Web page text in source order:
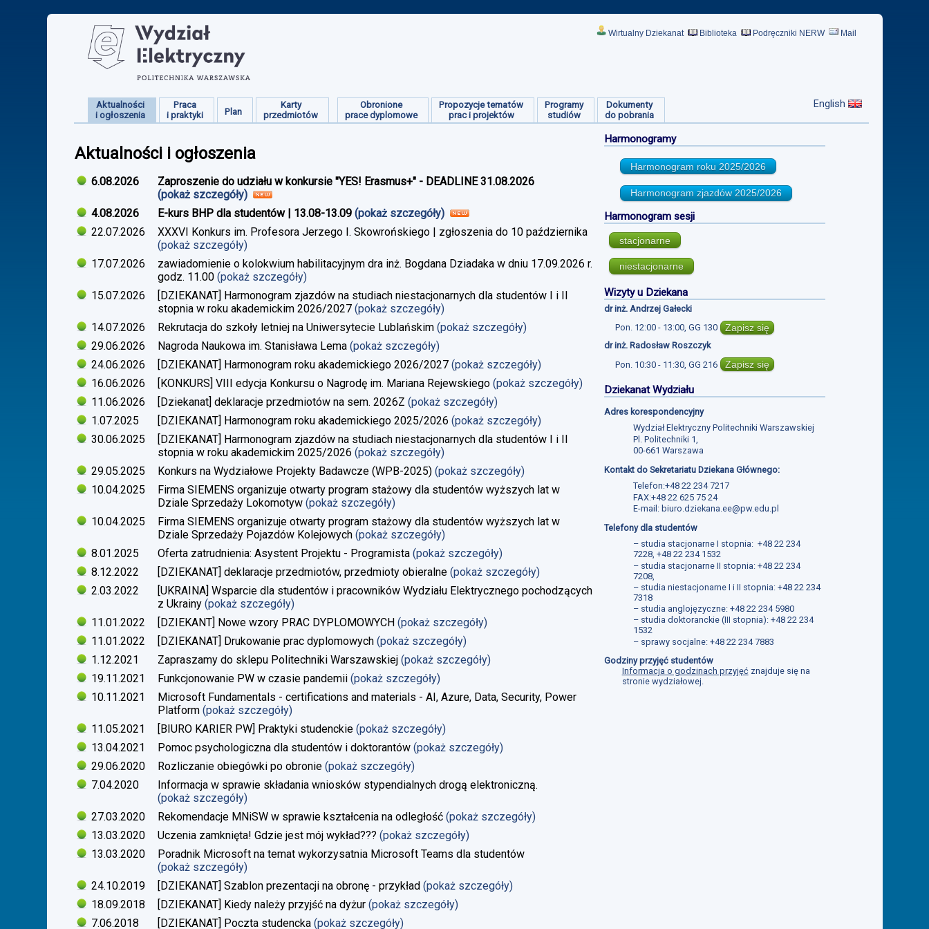
Wirtualny Dziekanat Biblioteka Podręczniki NERW Mail
Aktualności
i ogłoszenia
Praca
i praktyki
Plan
Karty
przedmiotów
Obronione
prace dyplomowe
Propozycje tematów
prac i projektów
Programy
studiów
Dokumenty
do pobrania
English
Aktualności i ogłoszenia
6.08.2026
Zaproszenie do udziału w konkursie "YES! Erasmus+" - DEADLINE 31.08.2026
(pokaż szczegóły)
4.08.2026
E-kurs BHP dla studentów | 13.08-13.09 (pokaż szczegóły)
22.07.2026
XXXVI Konkurs im. Profesora Jerzego I. Skowrońskiego | zgłoszenia do 10 października
(pokaż szczegóły)
17.07.2026
zawiadomienie o kolokwium habilitacyjnym dra inż. Bogdana Dziadaka w dniu 17.09.2026 r.
godz. 11.00 (pokaż szczegóły)
15.07.2026
[DZIEKANAT] Harmonogram zjazdów na studiach niestacjonarnych dla studentów I i II
stopnia w roku akademickim 2026/2027 (pokaż szczegóły)
14.07.2026
Rekrutacja do szkoły letniej na Uniwersytecie Lublańskim (pokaż szczegóły)
29.06.2026
Nagroda Naukowa im. Stanisława Lema (pokaż szczegóły)
24.06.2026
[DZIEKANAT] Harmonogram roku akademickiego 2026/2027 (pokaż szczegóły)
16.06.2026
[KONKURS] VIII edycja Konkursu o Nagrodę im. Mariana Rejewskiego (pokaż szczegóły)
11.06.2026
[Dziekanat] deklaracje przedmiotów na sem. 2026Z (pokaż szczegóły)
1.07.2025
[DZIEKANAT] Harmonogram roku akademickiego 2025/2026 (pokaż szczegóły)
30.06.2025
[DZIEKANAT] Harmonogram zjazdów na studiach niestacjonarnych dla studentów I i II
stopnia w roku akademickim 2025/2026 (pokaż szczegóły)
29.05.2025
Konkurs na Wydziałowe Projekty Badawcze (WPB-2025) (pokaż szczegóły)
10.04.2025
Firma SIEMENS organizuje otwarty program stażowy dla studentów wyższych lat w
Dziale Sprzedaży Lokomotyw (pokaż szczegóły)
10.04.2025
Firma SIEMENS organizuje otwarty program stażowy dla studentów wyższych lat w
Dziale Sprzedaży Pojazdów Kolejowych (pokaż szczegóły)
8.01.2025
Oferta zatrudnienia: Asystent Projektu - Programista (pokaż szczegóły)
8.12.2022
[DZIEKANAT] deklaracje przedmiotów, przedmioty obieralne (pokaż szczegóły)
2.03.2022
[UKRAINA] Wsparcie dla studentów i pracowników Wydziału Elektrycznego pochodzących
z Ukrainy (pokaż szczegóły)
11.01.2022
[DZIEKANT] Nowe wzory PRAC DYPLOMOWYCH (pokaż szczegóły)
11.01.2022
[DZIEKANAT] Drukowanie prac dyplomowych (pokaż szczegóły)
1.12.2021
Zapraszamy do sklepu Politechniki Warszawskiej (pokaż szczegóły)
19.11.2021
Funkcjonowanie PW w czasie pandemii (pokaż szczegóły)
10.11.2021
Microsoft Fundamentals - certifications and materials - AI, Azure, Data, Security, Power
Platform (pokaż szczegóły)
11.05.2021
[BIURO KARIER PW] Praktyki studenckie (pokaż szczegóły)
13.04.2021
Pomoc psychologiczna dla studentów i doktorantów (pokaż szczegóły)
29.06.2020
Rozliczanie obiegówki po obronie (pokaż szczegóły)
7.04.2020
Informacja w sprawie składania wniosków stypendialnych drogą elektroniczną.
(pokaż szczegóły)
27.03.2020
Rekomendacje MNiSW w sprawie kształcenia na odległość (pokaż szczegóły)
13.03.2020
Uczenia zamknięta! Gdzie jest mój wykład??? (pokaż szczegóły)
13.03.2020
Poradnik Microsoft na temat wykorzysatnia Microsoft Teams dla studentów
(pokaż szczegóły)
24.10.2019
[DZIEKANAT] Szablon prezentacji na obronę - przykład (pokaż szczegóły)
18.09.2018
[DZIEKANAT] Kiedy należy przyjść na dyżur (pokaż szczegóły)
7.06.2018
[DZIEKANAT] Poczta studencka (pokaż szczegóły)
Harmonogramy
Harmonogram roku2025/2026
Harmonogram zjazdów2025/2026
Harmonogram sesji
stacjonarne
niestacjonarne
Wizyty u Dziekana
dr inż. Andrzej Gałecki
Pon. 12:00 - 13:00, GG 130 Zapisz się
dr inż. Radosław Roszczyk
Pon. 10:30 - 11:30 GG 216 Zapisz się
Dziekanat Wydziału
Adres korespondencyjny
Wydział Elektryczny Politechniki Warszawskiej
Pl. Politechniki 1,
00-661 Warszawa
Kontakt do Sekretariatu Dziekana Głównego:
Telefon:+48 22 234 7217
FAX:+48 22 625 75 24
E-mail: biuro.dziekana.ee@pw.edu.pl
Telefony dla studentów
– studia stacjonarne I stopnia: +48 22 234
7228, +48 22 234 1532
– studia stacjonarne II stopnia: +48 22 234
7208,
– studia niestacjonarne I i II stopnia: +48 22 234
7318
– studia anglojęzyczne: +48 22 234 5980
– studia doktoranckie (III stopnia): +48 22 234
1532
– sprawy socjalne: +48 22 234 7883
Godziny przyjęć studentów
Informacja o godzinach przyjęćznajduje się na
stronie wydziałowej.